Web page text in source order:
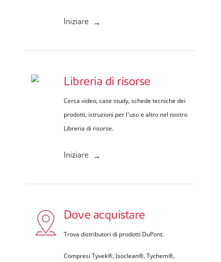
Iniziare
Libreria di risorse
Cerca video, case study, schede tecniche dei
prodotti, istruzioni per l'uso e altro nel nostro
Libreria di risorse.
Iniziare
Dove acquistare
Trova distributori di prodotti DuPont.
Compresi Tyvek®, Isoclean®, Tychem®,